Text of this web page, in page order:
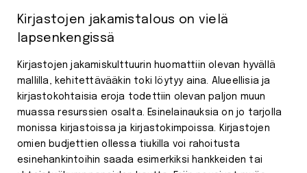
Kirjastojen jakamistalous on vielä
lapsenkengissä
Kirjastojen jakamiskulttuurin huomattiin olevan hyvällä
mallilla, kehitettävääkin toki löytyy aina. Alueellisia ja
kirjastokohtaisia eroja todettiin olevan paljon muun
muassa resurssien osalta. Esinelainauksia on jo tarjolla
monissa kirjastoissa ja kirjastokimpoissa. Kirjastojen
omien budjettien ollessa tiukilla voi rahoitusta
esinehankintoihin saada esimerkiksi hankkeiden tai